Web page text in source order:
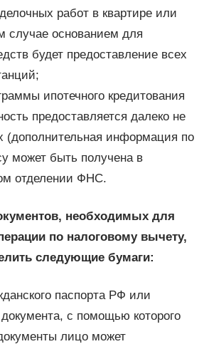
работ в квартире или
случае основанием для
будет предоставление всех
ипотечного кредитования
предоставляется далеко не
(дополнительная информация по
может быть получена в
отделении ФНС.
необходимых для
по налоговому вычету,
следующие бумаги:
паспорта РФ или
с помощью которого
лицо может